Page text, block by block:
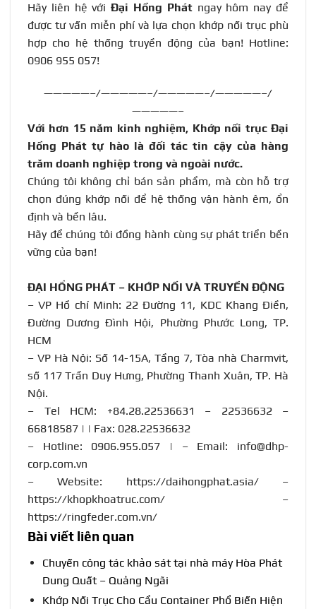
Hãy liên hệ vớiĐại Hồng Phátngay hôm nay để
được tư vấn miễn phí và lựa chọn khớp nối trục phù
hợp cho hệ thống truyền động của bạn! Hotline:
0906 955 057!
—————–/—————–/—————–/—————–/
—————–
Với hơn 15 năm kinh nghiệm, Khớp nối trục Đại
Hồng Phát tự hào là đối tác tin cậy của hàng
trăm doanh nghiệp trong và ngoài nước.
Chúng tôi không chỉ bán sản phẩm, mà còn hỗ trợ
chọn đúng khớp nối để hệ thống vận hành êm, ổn
định và bền lâu.
Hãy để chúng tôi đồng hành cùng sự phát triển bền
vững của bạn!
ĐẠI HỒNG PHÁT – KHỚP NỐI VÀ TRUYỀN ĐỘNG
– VP Hồ chí Minh: 22 Đường 11, KDC Khang Điền,
Đường Dương Đình Hội, Phường Phước Long, TP.
HCM
– VP Hà Nội: Số 14-15A, Tầng 7, Tòa nhà Charmvit,
số 117 Trần Duy Hưng, Phường Thanh Xuân, TP. Hà
Nội.
– Tel HCM: +84.28.22536631 – 22536632 –
66818587 | | Fax: 028.22536632
– Hotline: 0906.955.057 | – Email: info@dhp-
corp.com.vn
– Website: https://daihongphat.asia/–
https://khopkhoatruc.com/ –
https://ringfeder.com.vn/
Bài viết liên quan
Chuyến công tác khảo sát tại nhà máy Hòa Phát
Dung Quất – Quảng Ngãi
Khớp Nối Trục Cho Cẩu Container Phổ Biến Hiện